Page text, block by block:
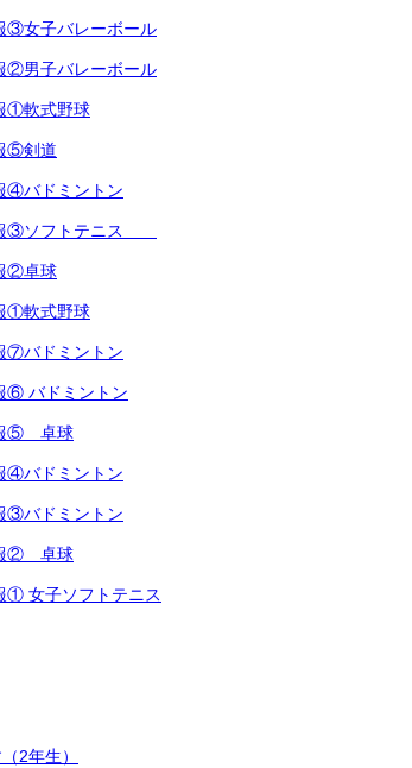
③女子バレーボール
②男子バレーボール
①軟式野球
⑤剣道
④バドミントン
報③ソフトテニス
②卓球
①軟式野球
⑦バドミントン
⑥ バドミントン
⑤ 卓球
④バドミントン
③バドミントン
② 卓球
女子ソフトテニス
2年生）